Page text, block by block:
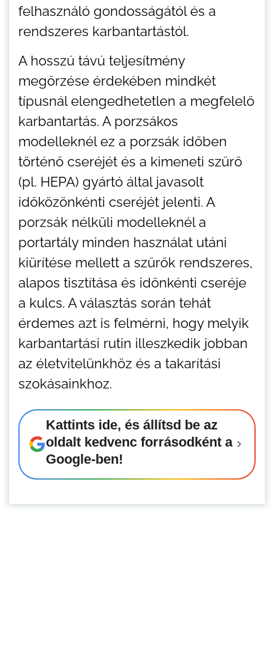
felhasználó gondosságától és a
rendszeres karbantartástól.
A hosszú távú teljesítmény
megőrzése érdekében mindkét
típusnál elengedhetetlen a megfelelő
karbantartás. A porzsákos
modelleknél ez a porzsák időben
történő cseréjét és a kimeneti szűrő
(pl. HEPA) gyártó által javasolt
időközönkénti cseréjét jelenti. A
porzsák nélküli modelleknél a
portartály minden használat utáni
kiürítése mellett a szűrők rendszeres,
alapos tisztítása és időnkénti cseréje
a kulcs. A választás során tehát
érdemes azt is felmérni, hogy melyik
karbantartási rutin illeszkedik jobban
az életvitelünkhöz és a takarítási
szokásainkhoz.
Kattints ide, és állítsd be az
oldalt kedvenc forrásodként a
Google-ben!